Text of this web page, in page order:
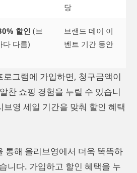
당
할인 (브
다 다름)
브랜드 데이 이
벤트 기간 동안
그램에 가입하면, 청구금액이
찬 쇼핑 경험을 누릴 수 있습니
브영 세일 기간을 맞춰 할인 혜택
통해 올리브영에서 더욱 똑똑하
니다. 가입하고 할인 혜택을 누